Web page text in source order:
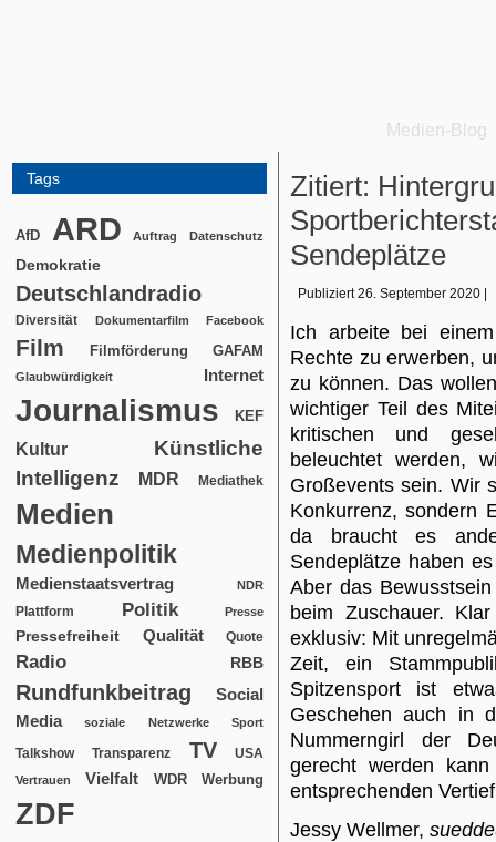
Medien-Blog
Tags
AfD ARD Auftrag Datenschutz
Demokratie
Deutschlandradio
Diversität Dokumentarfilm Facebook
Film Filmförderung GAFAM
Glaubwürdigkeit Internet
Journalismus KEF
Kultur
Künstliche
Intelligenz
MDR Mediathek
Medien
Medienpolitik
Medienstaatsvertrag NDR
Plattform Politik Presse
Pressefreiheit Qualität Quote
Radio RBB
Rundfunkbeitrag
Social
Media
soziale Netzwerke Sport
Talkshow Transparenz TV USA
Vertrauen Vielfalt WDR Werbung
ZDF
Zitiert:
Sendeplätze
Publiziert 26. September 2020
Ich arbeite bei
Rechte zu erwerben,
zu können. Das
wichtiger Teil des
kritischen und
beleuchtet werden,
Großevents sein. Wir
Konkurrenz, sondern
da braucht es
Sendeplätze haben
Aber das
beim Zuschauer.
exklusiv: Mit
Zeit, ein
Spitzensport ist
Geschehen auch in
Nummerngirl der
gerecht werden
entsprechenden
Jessy Wellmer,